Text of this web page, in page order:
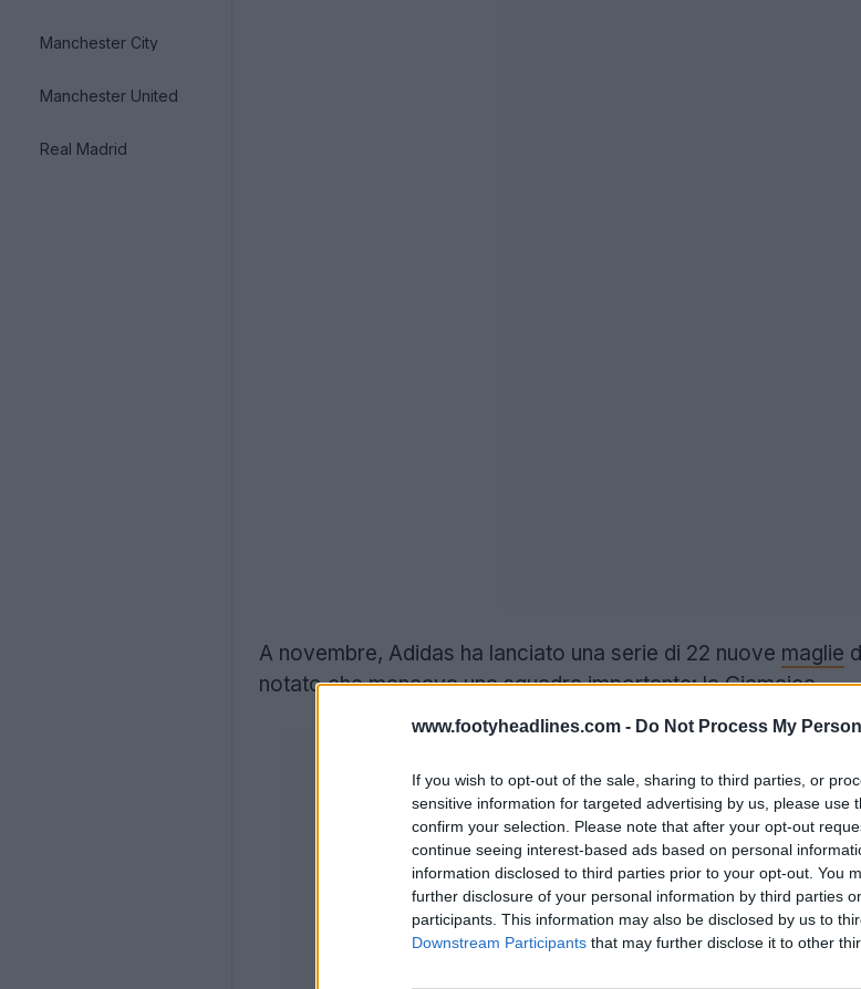
www.footyheadlines.com - Do Not Process My
If you wish to opt-out of the sale, sharing to third parties, or
sensitive information for targeted advertising by us, please use
confirm your selection. Please note that after your opt-out
continue seeing interest-based ads based on personal
information disclosed to third parties prior to your opt-out. You
further disclosure of your personal information by third parties
participants. This information may also be disclosed by us to
Downstream Participants that may further disclose it to other
Manchester City
Manchester United
Real Madrid
A novembre, Adidas ha lanciato una serie di 22 nuove maglie
notato che mancava una squadra importante: la Giamaica.